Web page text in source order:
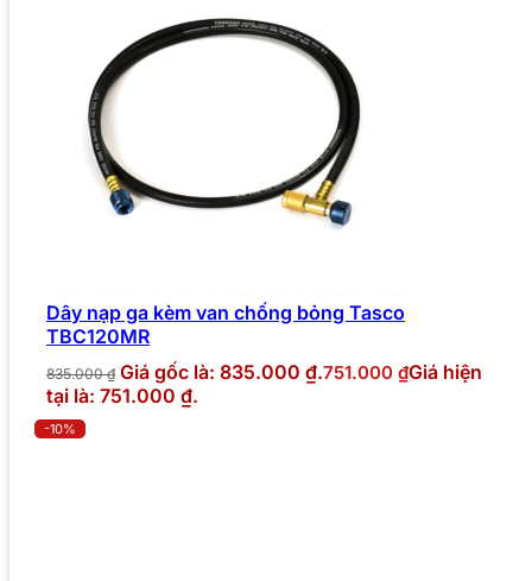
Dây nạp ga kèm van chống bỏng Tasco
TBC120MR
835.000₫ Giá gốc là: 835.000 ₫.751.000 ₫Giá hiện
tại là: 751.000 ₫.
-10%